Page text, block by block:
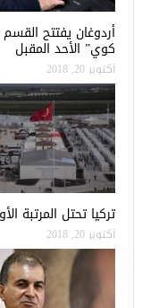
أردوغان يفتتح
كوي” الأحد المقبل
أكتوبر 20, 2018
تركيا تحتل المرتبة
أكتوبر 20, 2018